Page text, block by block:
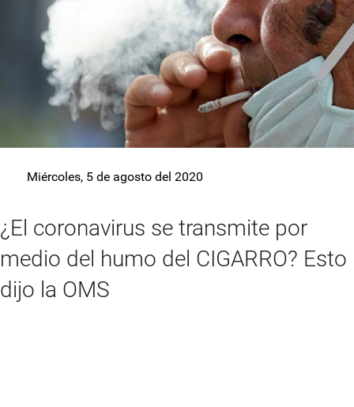
Miércoles, 5 de agosto del 2020
¿El coronavirus se transmite por
medio del humo del CIGARRO? Esto
dijo la OMS